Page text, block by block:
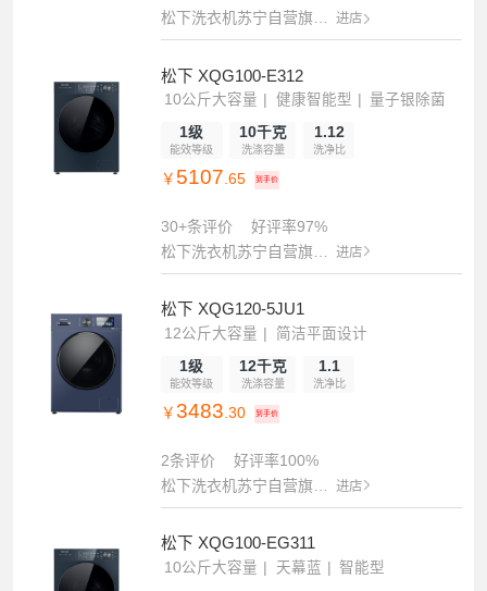
松下洗衣机苏宁自营旗舰店
进店
松下 XQG100-E312
10公斤大容量 健康智能型 量子银除菌
1级
能效等级
10千克
洗涤容量
1.12
洗净比
￥ 5107 .65 到手价
30+条评价
好评率97%
松下洗衣机苏宁自营旗舰店
进店
松下 XQG120-5JU1
12公斤大容量
简洁平面设计
1级
能效等级
12千克
洗涤容量
1.1
洗净比
￥ 3483 .30 到手价
2条评价
好评率100%
松下洗衣机苏宁自营旗舰店
进店
松下 XQG100-EG311
10公斤大容量 天幕蓝 智能型